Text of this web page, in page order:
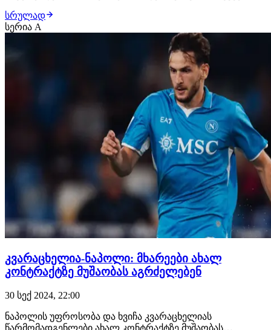
თავისუფალი აგენტი ხდება და ამის შესახებ მადრიდში
კარგად იციან. ამასობაში კი, მხარეებს შორის
დაანონსებული პირველი კონტაქტი შედგა. გავლენიანი
ესპან…
სრულად
სერია A
კვარაცხელია-ნაპოლი: მხარეები ახალ
კონტრაქტზე მუშაობას აგრძელებენ
30 სექ 2024, 22:00
ნაპოლის უფროსობა და ხვიჩა კვარაცხელიას